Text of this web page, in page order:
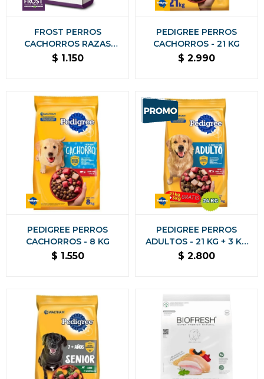
FROST PERROS
CACHORROS RAZAS
PEQUEÑAS - 2.5 KG
$ 1.150
PEDIGREE PERROS
CACHORROS - 21 KG
$ 2.990
PEDIGREE PERROS
CACHORROS - 8 KG
$ 1.550
PEDIGREE PERROS
ADULTOS - 21 KG + 3 KG
DE REGALO
$ 2.800